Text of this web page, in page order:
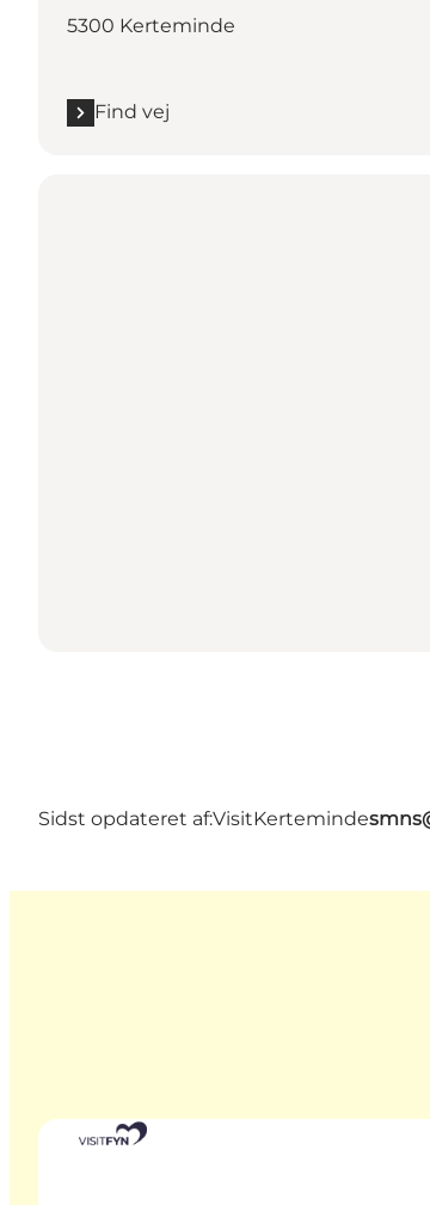
5300 Kerteminde
Find vej
Sidst opdateret af:VisitKerteminde